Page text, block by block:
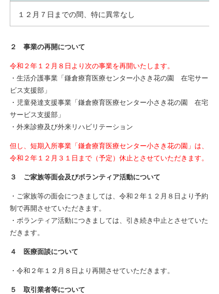
１２月７日までの間、特に異常なし
２ 事業の再開について
令和２年１２月８日より次の事業を再開いたします。
・生活介護事業「鎌倉療育医療センター小さき花の園 在宅サー
ビス支援部」
・児童発達支援事業「鎌倉療育医療センター小さき花の園 在宅
サービス支援部」
・外来診療及び外来リハビリテーション
但し、短期入所事業「鎌倉療育医療センター小さき花の園」は、
令和２年１２月３１日まで（予定）休止とさせていただきます。
３ ご家族等面会及びボランティア活動について
・ご家族等の面会につきましては、令和２年１２月８日より予約
制で再開させていただきます。
・ボランティア活動につきましては、引き続き中止とさせていた
だきます。
４ 医療面談について
・令和２年１２月８日より再開させていただきます。
５ 取引業者等について